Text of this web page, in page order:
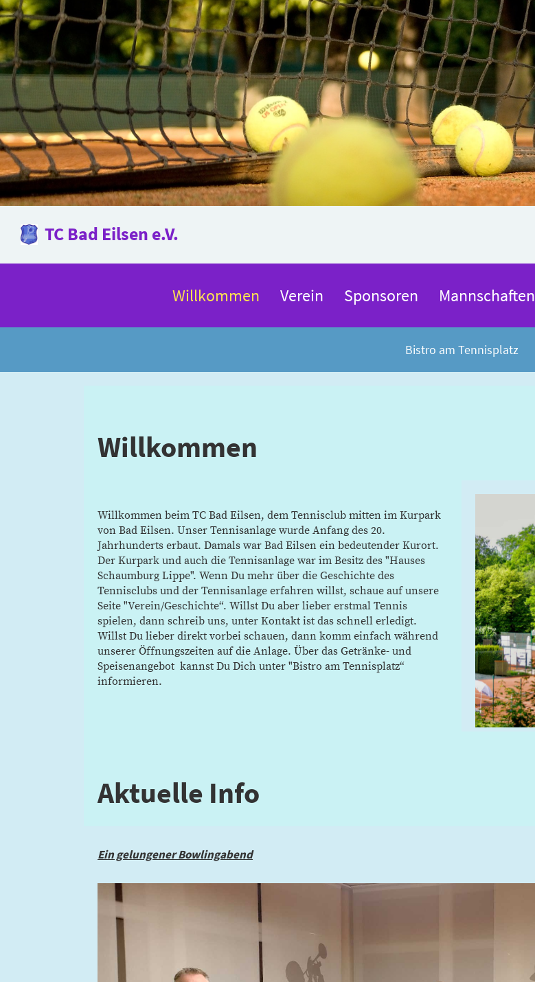
TC Bad Eilsen e.V.
Willkommen Verein Sponsoren Mannschaften
Bistro am Tennisplatz
Willkommen
Willkommen beim TC Bad Eilsen, dem Tennisclub mitten im Kurpark
von Bad Eilsen. Unser Tennisanlage wurde Anfang des 20.
Jahrhunderts erbaut. Damals war Bad Eilsen ein bedeutender Kurort.
Der Kurpark und auch die Tennisanlage war im Besitz des "Hauses
Schaumburg Lippe". Wenn Du mehr über die Geschichte des
Tennisclubs und der Tennisanlage erfahren willst, schaue auf unsere
Seite "Verein/Geschichte“. Willst Du aber lieber erstmal Tennis
spielen, dann schreib uns, unter Kontakt ist das schnell erledigt.
Willst Du lieber direkt vorbei schauen, dann komm einfach während
unserer Öffnungszeiten auf die Anlage. Über das Getränke- und
Speisenangebot kannst Du Dich unter "Bistro am Tennisplatz“
informieren.
Aktuelle Info
Ein gelungener Bowlingabend